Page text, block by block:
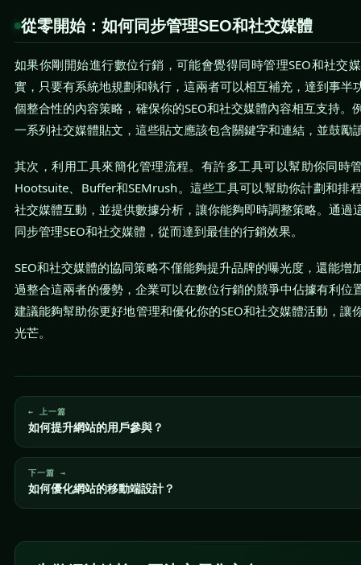
從零開始：如何同步管理SEO和社交媒體
如果你剛開始進行數位行銷，可能會覺得同時管理SEO和社交
實，只要有系統地規劃和執行，這兩者可以相互補充，達到事半
個整合性的內容策略，確保你的SEO和社交媒體內容相互支持。
一系列社交媒體貼文，這些貼文應該包含關鍵字和連結，並鼓勵
其次，利用工具來簡化管理流程。有許多工具可以幫助你同時
Hootsuite、Buffer和SEMrush。這些工具可以幫助你計劃和排
社交媒體互動，並提供數據分析，讓你能夠即時調整策略。通過
同步管理SEO和社交媒體，從而達到最佳的行銷效果。
SEO和社交媒體的協同策略不僅能夠提升品牌的曝光度，還能增
過整合這兩者的優勢，企業可以在數位行銷的競爭中佔據有利位
建議能夠幫助你更好地管理和優化你的SEO和社交媒體活動，讓
光芒。
← 上一篇
如何提升網站的用戶參與？
下一篇 →
如何優化網站的移動端設計？